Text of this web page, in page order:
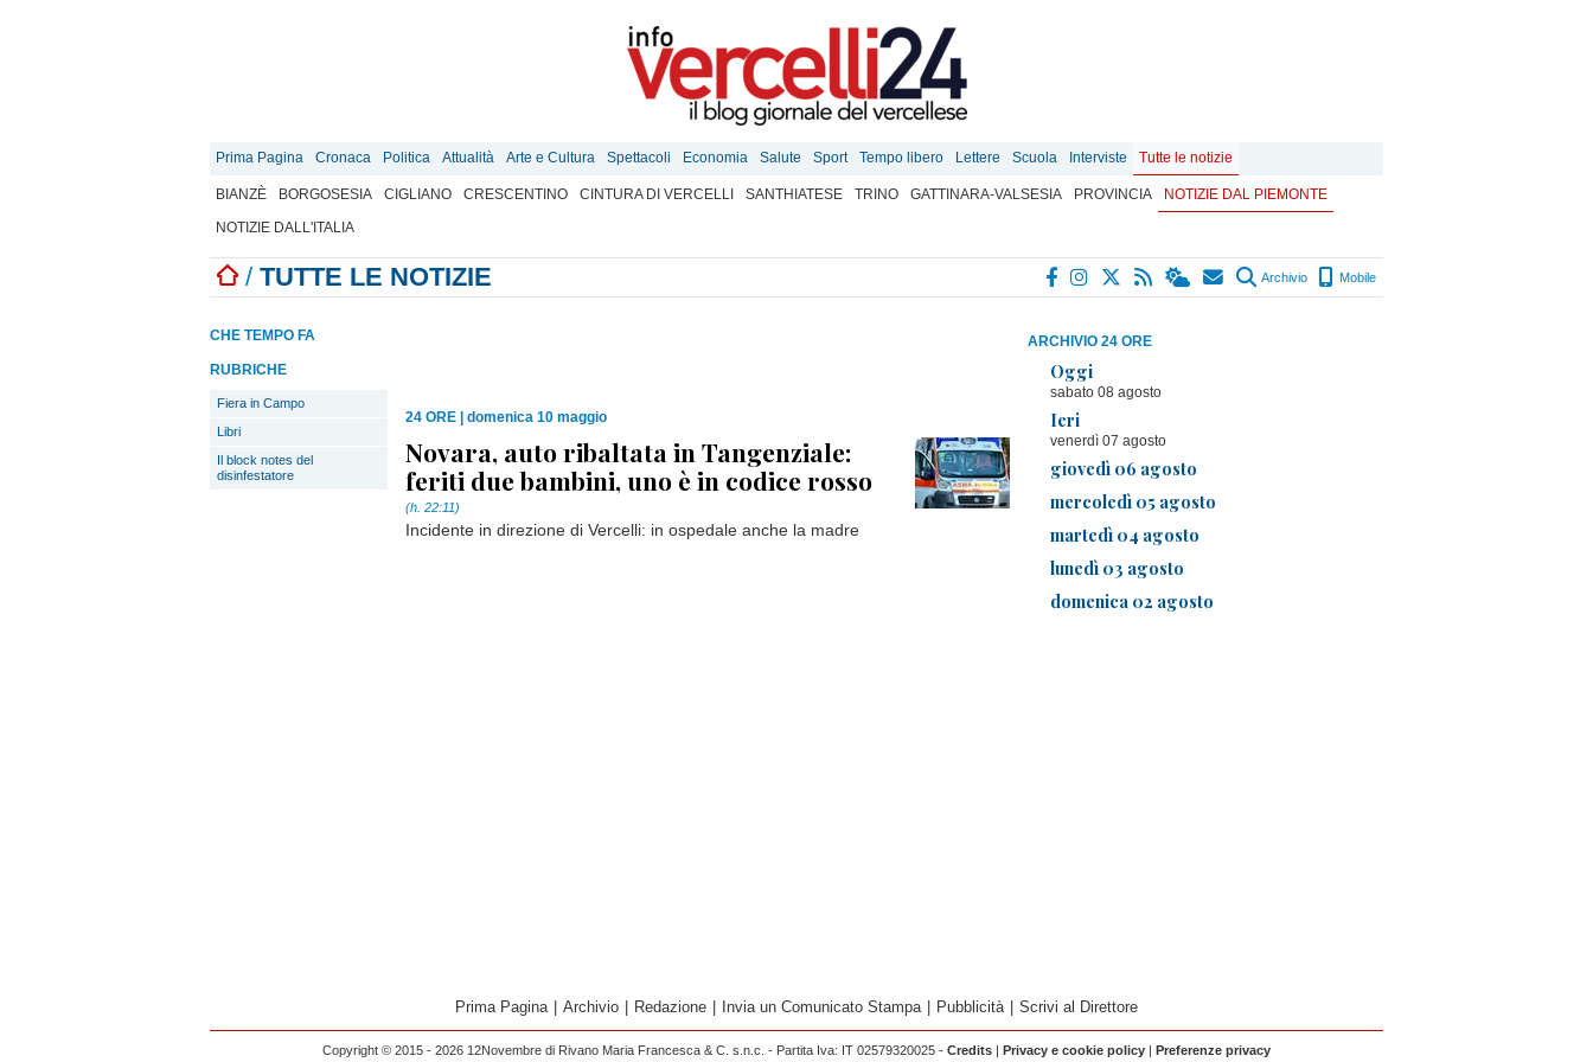
Prima Pagina Cronaca Politica Attualità Arte e Cultura Spettacoli Economia Salute Sport Tempo libero Lettere Scuola Interviste Tutte le notizie
BIANZÈ BORGOSESIA CIGLIANO CRESCENTINO CINTURA DI VERCELLI SANTHIATESE TRINO GATTINARA-VALSESIA PROVINCIA
NOTIZIE DAL PIEMONTE
NOTIZIE DALL'ITALIA
/ TUTTE LE NOTIZIE Archivio Mobile
ARCHIVIO 24 ORE
Oggi
sabato 08 agosto
Ieri
venerdì 07 agosto
giovedì 06 agosto
mercoledì 05 agosto
martedì 04 agosto
lunedì 03 agosto
domenica 02 agosto
CHE TEMPO FA
RUBRICHE
Fiera in Campo
Libri
Il block notes del
disinfestatore
24 ORE domenica 10 maggio
Novara, auto ribaltata in Tangenziale:
feriti due bambini, uno è in codice rosso
(h. 22:11)
Incidente in direzione di Vercelli: in ospedale anche la madre
Prima Pagina Archivio Redazione Invia un Comunicato Stampa Pubblicità Scrivi al Direttore
Copyright © 2015 - 2026 12Novembre di Rivano Maria Francesca & C. s.n.c. - Partita Iva: IT 02579320025 - Credits | Privacy e cookie policy | Preferenze privacy